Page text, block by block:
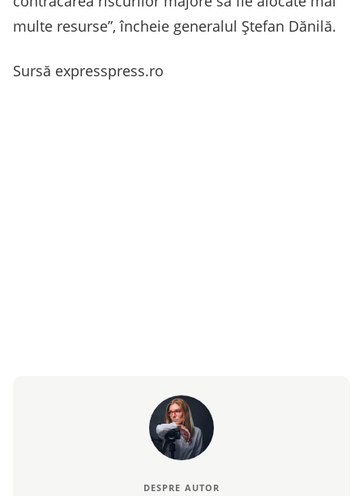
multe resurse”, încheie generalul Ștefan Dănilă.
Sursă expresspress.ro
DESPRE AUTOR